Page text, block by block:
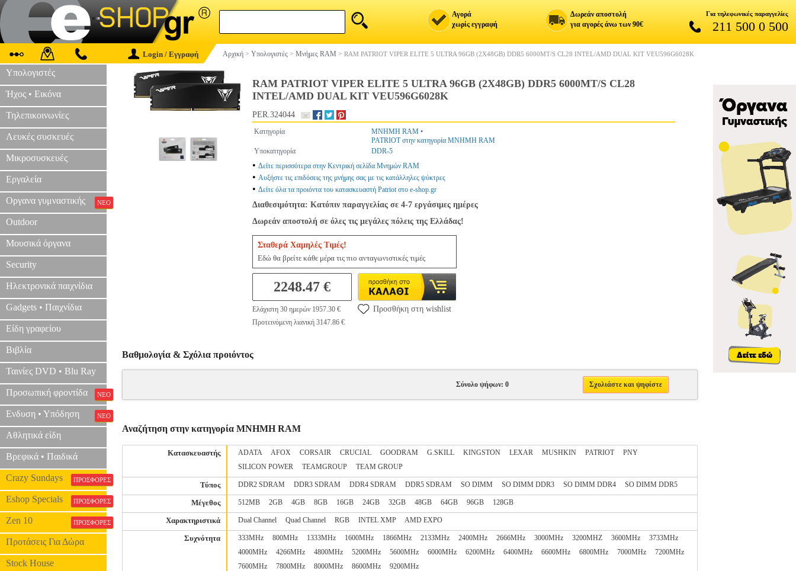
Αγορά
χωρίς εγγραφή
Δωρεάν αποστολή
για αγορές άνω των 90€
Για τηλεφωνικές παραγγελίες
211 500 0 500
Login / Εγγραφή Αρχική > Υπολογιστές > Μνήμες RAM > RAM PATRIOT VIPER ELITE 5 ULTRA 96GB (2X48GB) DDR5 6000MT/S CL28 INTEL/AMD DUAL KIT VEU596G6028K
Υπολογιστές
Ήχος • Εικόνα
Τηλεπικοινωνίες
Λευκές συσκευές
Μικροσυσκευές
Εργαλεία
Οργανα γυμναστικής ΝΕΟ
Outdoor
Μουσικά όργανα
Security
Ηλεκτρονικά παιχνίδια
Gadgets • Παιχνίδια
Είδη γραφείου
Βιβλία
Ταινίες DVD • Blu Ray
Προσωπική φροντίδα ΝΕΟ
Ενδυση • Υπόδηση ΝΕΟ
Αθλητικά είδη
Βρεφικά • Παιδικά
Crazy Sundays ΠΡΟΣΦΟΡΕΣ
Eshop Specials ΠΡΟΣΦΟΡΕΣ
Zen 10 ΠΡΟΣΦΟΡΕΣ
Προτάσεις Για Δώρα
Stock House
RAM PATRIOT VIPER ELITE 5 ULTRA 96GB (2X48GB) DDR5 6000MT/S CL28
INTEL/AMD DUAL KIT VEU596G6028K
PER.324044
Κατηγορία ΜΝΗΜΗ RAM •
PATRIOT στην κατηγορία ΜΝΗΜΗ RAM
Υποκατηγορία
DDR-5
• Δείτε περισσότερα στην Κεντρική σελίδα Μνημών RAM
• Αυξήστε τις επιδόσεις της μνήμης σας με τις κατάλληλες ψύκτρες
• Δείτε όλα τα προιόντα του κατασκευαστή Patriot στο e-shop.gr
Διαθεσιμότητα: Κατόπιν παραγγελίας σε 4-7 εργάσιμες ημέρες
Δωρεάν αποστολή σε όλες τις μεγάλες πόλεις της Ελλάδας!
Σταθερά Χαμηλές Τιμές!
Εδώ θα βρείτε κάθε μέρα τις πιο ανταγωνιστικές τιμές
2248.47 €
Ελάχιστη 30 ημερών 1957.30 €
Προτεινόμενη λιανική 3147.86 €
Προσθήκη στη wishlist
Βαθμολογία & Σχόλια προιόντος
Σύνολο ψήφων: 0 Σχολιάστε και ψηφίστε
Αναζήτηση στην κατηγορία ΜΝΗΜΗ RAM
Κατασκευαστής ADATA AFOX CORSAIR CRUCIAL GOODRAM G.SKILL KINGSTON LEXAR MUSHKIN PATRIOT
PNY
SILICON POWER
TEAMGROUP TEAM GROUP
Τύπος DDR2 SDRAM DDR3 SDRAM DDR4 SDRAM DDR5 SDRAM SO DIMM SO DIMM DDR3 SO DIMM DDR4 SO DIMM DDR5
Μέγεθος 512MB 2GB 4GB 8GB 16GB 24GB 32GB 48GB 64GB 96GB 128GB
Χαρακτηριστικά Dual Channel Quad Channel RGB INTEL XMP AMD EXPO
Συχνότητα 333MHz 800MHz 1333MHz 1600MHz 1866MHz 2133MHz 2400MHz 2666MHz 3000MHz 3200MHZ 3600MHz
3733MHz
4000MHz
4266MHz 4800MHz 5200MHz 5600MHz 6000MHz 6200MHz 6400MHz 6600MHz 6800MHz 7000MHz
7200MHz
7600MHz
7800MHz 8000MHz 8600MHz 9200MHz